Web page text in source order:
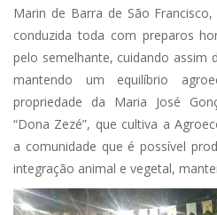
Marin de Barra de São
conduzida toda com preparos
pelo semelhante, cuidando assim
mantendo um equilíbrio
propriedade da Maria José
“Dona Zezé”, que cultiva a
a comunidade que é possível
integração animal e vegetal,